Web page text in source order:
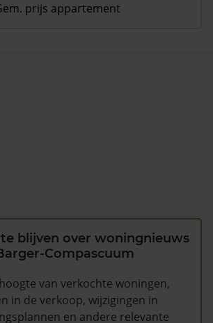
prijs appartement
blijven over woningnieuws
Compascuum
van verkochte woningen,
in de verkoop, wijzigingen in
en andere relevante